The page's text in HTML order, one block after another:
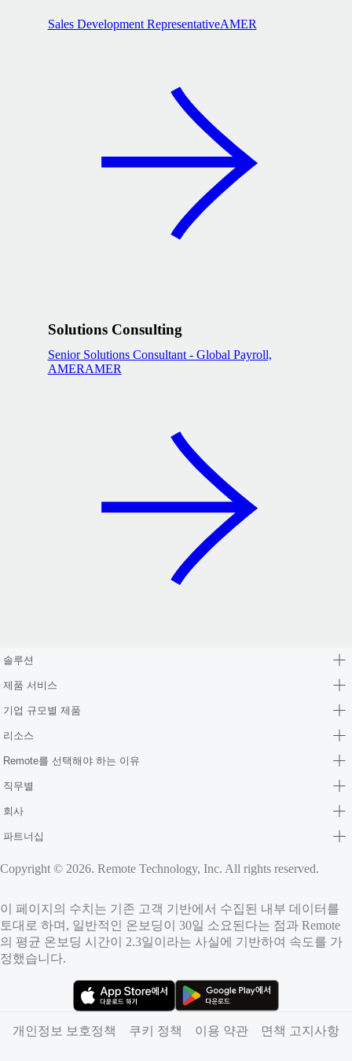
Sales Development RepresentativeAMER
Solutions Consulting
Senior Solutions Consultant - Global Payroll,
AMERAMER
솔루션
제품 서비스
기업 규모별 제품
리소스
Remote를 선택해야 하는 이유
직무별
회사
파트너십
Copyright © 2026. Remote Technology, Inc. All rights reserved.
이 페이지의 수치는 기존 고객 기반에서 수집된 내부 데이터를
토대로 하며, 일반적인 온보딩이 30일 소요된다는 점과 Remote
의 평균 온보딩 시간이 2.3일이라는 사실에 기반하여 속도를 가
정했습니다.
개인정보 보호정책
쿠키 정책 이용 약관 면책 고지사항